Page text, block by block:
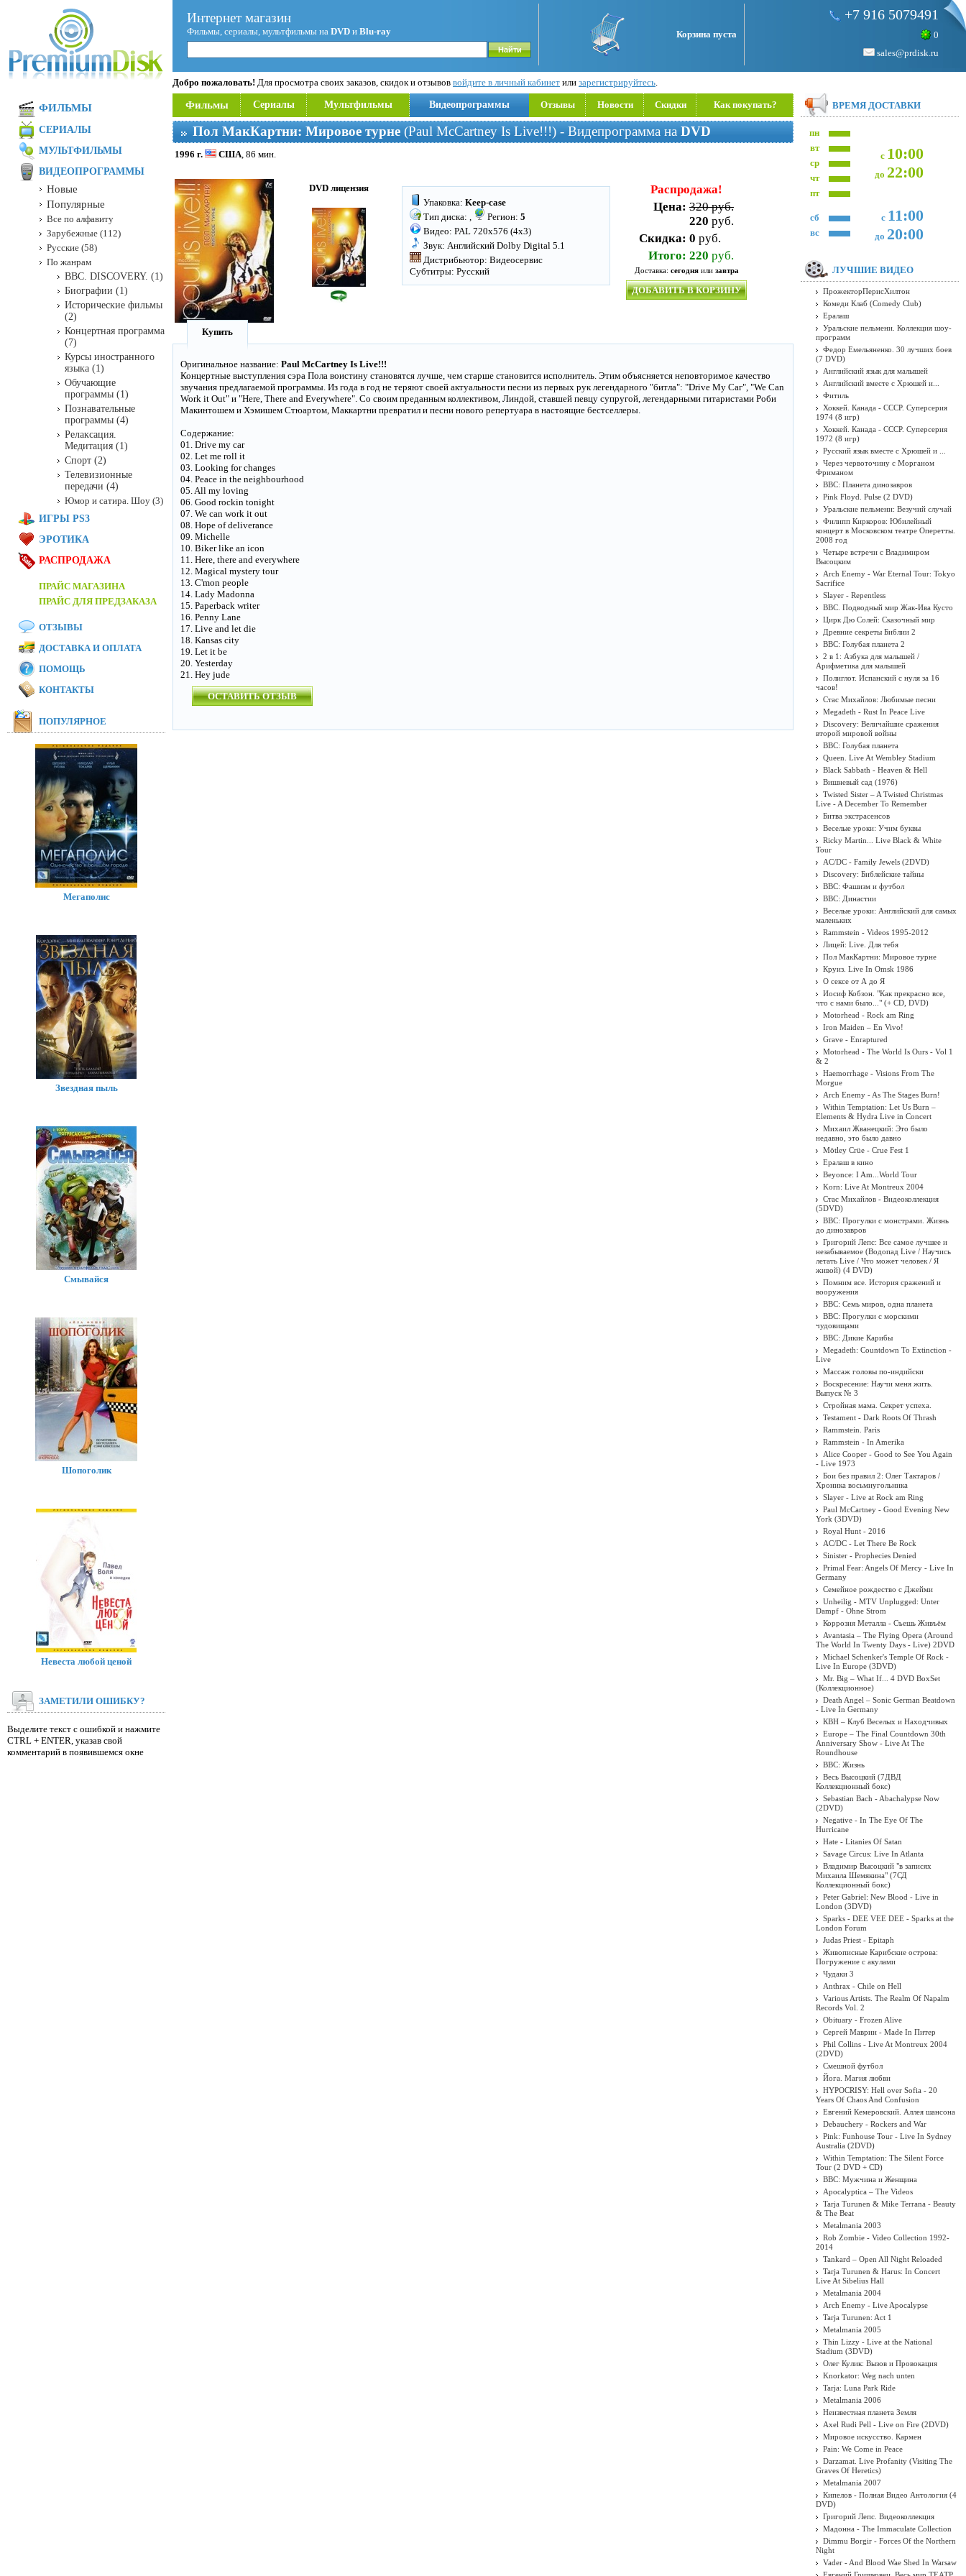
Интернет магазин
Фильмы, сериалы, мультфильмы на DVD и Blu-ray Корзина пуста
+7 916 5079491
0
sales@prdisk.ru
Добро пожаловать! Для просмотра своих заказов, скидок и отзывов войдите в личный кабинет или зарегистрируйтесь.
Фильмы Сериалы Мультфильмы Видеопрограммы Отзывы Новости Скидки Как покупать?
Пол МакКартни: Мировое турне (Paul McCartney Is Live!!!) - Видепрограмма на DVD
1996 г. США, 86 мин.
DVD лицензия
Упаковка: Keep-case
Тип диска: , Регион: 5
Видео: PAL 720x576 (4x3)
Звук: Английский Dolby Digital 5.1
Дистрибьютор: Видеосервис
Субтитры: Русский
Распродажа!
Цена: 320 руб.
220 руб.
Скидка: 0 руб.
Итого: 220 руб.
Доставка: сегодняили завтра
ДОБАВИТЬ В КОРЗИНУ
Купить
Оригинальное название: Paul McCartney Is Live!!!
Концертные выступления сэра Пола воистину становятся лучше, чем старше становится исполнитель. Этим объясняется неповторимое качество
звучания предлагаемой программы. Из года в год не теряют своей актуальности песни из первых рук легендарного "битла": "Drive My Саг", "We Can
Work it Out" и "Here, There and Everywhere". Co своим преданным коллективом, Линдой, ставшей певцу супругой, легендарными гитаристами Роби
Макинтошем и Хэмишем Стюартом, Маккартни превратил и песни нового репертуара в настоящие бестселлеры.
Содержание:
01. Drive my car
02. Let me roll it
03. Looking for changes
04. Peace in the neighbourhood
05. All my loving
06. Good rockin tonight
07. We can work it out
08. Hope of deliverance
09. Michelle
10. Biker like an icon
11. Here, there and everywhere
12. Magical mystery tour
13. C'mon people
14. Lady Madonna
15. Paperback writer
16. Penny Lane
17. Live and let die
18. Kansas city
19. Let it be
20. Yesterday
21. Hey jude
ОСТАВИТЬ ОТЗЫВ
ФИЛЬМЫ
СЕРИАЛЫ
МУЛЬТФИЛЬМЫ
ВИДЕОПРОГРАММЫ
Новые
Популярные
Все по алфавиту
Зарубежные (112)
Русские (58)
По жанрам
BBC. DISCOVERY. (1)
Биографии (1)
Исторические фильмы
(2)
Концертная программа
(7)
Курсы иностранного
языка (1)
Обучающие
программы (1)
Познавательные
программы (4)
Релаксация.
Медитация (1)
Спорт (2)
Телевизионные
передачи (4)
Юмор и сатира. Шоу (3)
ИГРЫ PS3
ЭРОТИКА
РАСПРОДАЖА
ПРАЙС МАГАЗИНА
ПРАЙС ДЛЯ ПРЕДЗАКАЗА
ОТЗЫВЫ
ДОСТАВКА И ОПЛАТА
ПОМОЩЬ
КОНТАКТЫ
ПОПУЛЯРНОЕ
Мегаполис
Звездная пыль
Смывайся
Шопоголик
Невеста любой ценой
ЗАМЕТИЛИ ОШИБКУ?
Выделите текст с ошибкой и нажмите
CTRL + ENTER, указав свой
комментарий в появившемся окне
ВРЕМЯ ДОСТАВКИ
пн
с 10:00
до 22:00
вт
ср
чт
пт
с 11:00
до 20:00
сб
вс
ЛУЧШИЕ ВИДЕО
ПрожекторПерисХилтон
Комеди Клаб (Comedy Club)
Ералаш
Уральские пельмени. Коллекция шоу-
программ
Федор Емельяненко. 30 лучших боев
(7 DVD)
Английский язык для малышей
Английский вместе с Хрюшей и...
Фитиль
Хоккей. Канада - СССР. Суперсерия
1974 (8 игр)
Хоккей. Канада - СССР. Суперсерия
1972 (8 игр)
Русский язык вместе с Хрюшей и ...
Через червоточину с Морганом
Фриманом
BBC: Планета динозавров
Pink Floyd. Pulse (2 DVD)
Уральские пельмени: Везучий случай
Филипп Киркоров: Юбилейный
концерт в Московском театре Оперетты.
2008 год
Четыре встречи с Владимиром
Высоцким
Arch Enemy - War Eternal Tour: Tokyo
Sacrifice
Slayer - Repentless
BBC. Подводный мир Жак-Ива Кусто
Цирк Дю Солей: Сказочный мир
Древние секреты Библии 2
BBC: Голубая планета 2
2 в 1: Азбука для малышей /
Арифметика для малышей
Полиглот. Испанский с нуля за 16
часов!
Стас Михайлов: Любимые песни
Megadeth - Rust In Peace Live
Discovery: Величайшие сражения
второй мировой войны
BBC: Голубая планета
Queen. Live At Wembley Stadium
Black Sabbath - Heaven & Hell
Вишневый сад (1976)
Twisted Sister ‎– A Twisted Christmas
Live - A December To Remember
Битва экстрасенсов
Веселые уроки: Учим буквы
Ricky Martin... Live Black & White
Tour
AC/DC - Family Jewels (2DVD)
Discovery: Библейские тайны
BBC: Фашизм и футбол
BBC: Династии
Веселые уроки: Английский для самых
маленьких
Rammstein - Videos 1995-2012
Лицей: Live. Для тебя
Пол МакКартни: Мировое турне
Круиз. Live In Omsk 1986
О сексе от А до Я
Иосиф Кобзон. "Как прекрасно все,
что с нами было..." (+ CD, DVD)
Motorhead - Rock am Ring
Iron Maiden ‎– En Vivo!
Grave - Enraptured
Motorhead - The World Is Ours - Vol 1
& 2
Haemorrhage - Visions From The
Morgue
Arch Enemy - As The Stages Burn!
Within Temptation: Let Us Burn –
Elements & Hydra Live in Concert
Михаил Жванецкий: Это было
недавно, это было давно
Mötley Crüe - Crue Fest 1
Ералаш в кино
Beyonce: I Am...World Tour
Korn: Live At Montreux 2004
Стас Михайлов - Видеоколлекция
(5DVD)
BBC: Прогулки с монстрами. Жизнь
до динозавров
Григорий Лепс: Все самое лучшее и
незабываемое (Водопад Live / Научись
летать Live / Что может человек / Я
живой) (4 DVD)
Помним все. История сражений и
вооружения
BBC: Семь миров, одна планета
BBC: Прогулки с морскими
чудовищами
BBC: Дикие Карибы
Megadeth: Countdown To Extinction -
Live
Массаж головы по-индийски
Воскресение: Научи меня жить.
Выпуск № 3
Стройная мама. Секрет успеха.
Testament - Dark Roots Of Thrash
Rammstein. Paris
Rammstein - In Amerika
Alice Cooper - Good to See You Again
- Live 1973
Бои без правил 2: Олег Тактаров /
Хроника восьмиугольника
Slayer - Live at Rock am Ring
Paul McCartney - Good Evening New
York (3DVD)
Royal Hunt - 2016
AC/DC - Let There Be Rock
Sinister - Prophecies Denied
Primal Fear: Angels Of Mercy - Live In
Germany
Семейное рождество с Джейми
Unheilig - MTV Unplugged: Unter
Dampf - Ohne Strom
Коррозия Металла - Съешь Живъём
Avantasia – The Flying Opera (Around
The World In Twenty Days - Live) 2DVD
Michael Schenker's Temple Of Rock -
Live In Europe (3DVD)
Mr. Big – What If... 4 DVD BoxSet
(Коллекционное)
Death Angel ‎– Sonic German Beatdown
- Live In Germany
КВН – Клуб Веселых и Находчивых
Europe – The Final Countdown 30th
Anniversary Show - Live At The
Roundhouse
BBC: Жизнь
Весь Высоцкий (7ДВД
Коллекционный бокс)
Sebastian Bach - Abachalypse Now
(2DVD)
Negative - In The Eye Of The
Hurricane
Hate - Litanies Of Satan
Savage Circus: Live In Atlanta
Владимир Высоцкий "в записях
Михаила Шемякина" (7СД
Коллекционный бокс)
Peter Gabriel: New Blood - Live in
London (3DVD)
Sparks - DEE VEE DEE - Sparks at the
London Forum
Judas Priest - Epitaph
Живописные Карибские острова:
Погружение с акулами
Чудаки 3
Anthrax - Chile on Hell
Various Artists. The Realm Of Napalm
Records Vol. 2
Obituary - Frozen Alive
Сергей Маврин - Made In Питер
Phil Collins - Live At Montreux 2004
(2DVD)
Смешной футбол
Йога. Магия любви
HYPOCRISY: Hell over Sofia - 20
Years Of Chaos And Confusion
Евгений Кемеровский. Аллея шансона
Debauchery - Rockers and War
Pink: Funhouse Tour - Live In Sydney
Australia (2DVD)
Within Temptation: The Silent Force
Tour (2 DVD + CD)
BBC: Мужчина и Женщина
Apocalyptica ‎– The Videos
Tarja Turunen & Mike Terrana - Beauty
& The Beat
Metalmania 2003
Rob Zombie - Video Collection 1992-
2014
Tankard – Open All Night Reloaded
Tarja Turunen & Harus: In Concert
Live At Sibelius Hall
Metalmania 2004
Arch Enemy - Live Apocalypse
Tarja Turunen: Act 1
Metalmania 2005
Thin Lizzy - Live at the National
Stadium (3DVD)
Олег Кулик: Вызов и Провокация
Knorkator: Weg nach unten
Tarja: Luna Park Ride
Metalmania 2006
Неизвестная планета Земля
Axel Rudi Pell - Live on Fire (2DVD)
Мировое искусство. Кармен
Pain: We Come in Peace
Darzamat. Live Profanity (Visiting The
Graves Of Heretics)
Metalmania 2007
Кипелов - Полная Видео Антология (4
DVD)
Григорий Лепс. Видеоколлекция
Мадонна - The Immaculate Collection
Dimmu Borgir - Forces Of the Northern
Night
Vader - And Blood Wae Shed In Warsaw